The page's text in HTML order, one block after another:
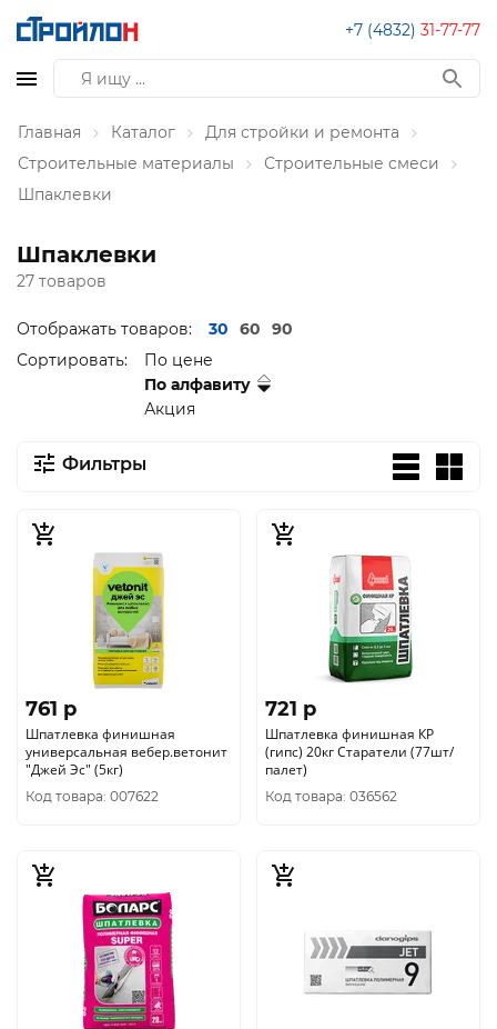
+7 (4832) 31-77-77
Главная Каталог
Для стройки и ремонта
Строительные материалы
Строительные смеси
Шпаклевки
Шпаклевки
27 товаров
Отображать товаров: 30 60
90
Сортировать:
По цене
По алфавиту
Акция
Фильтры
761 p
Шпатлевка финишная
универсальная вебер.ветонит
"Джей Эс" (5кг)
Код товара: 007622
721 p
Шпатлевка финишная КР
(гипс) 20кг Старатели (77шт/
палет)
Код товара: 036562